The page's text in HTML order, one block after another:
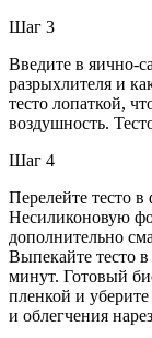
Шаг 3
Введите в яично-
разрыхлителя и
тесто лопаткой,
воздушность.
Шаг 4
Перелейте тесто
Несиликоновую
дополнительно
Выпекайте тесто
минут. Готовый
пленкой и
и облегчения